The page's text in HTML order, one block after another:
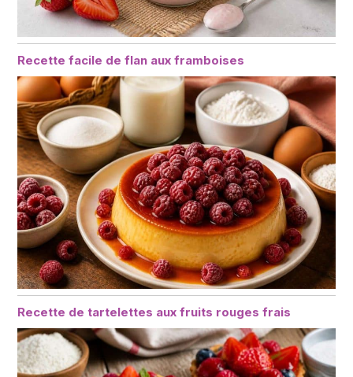
Recette facile de flan aux framboises
Recette de tartelettes aux fruits rouges frais